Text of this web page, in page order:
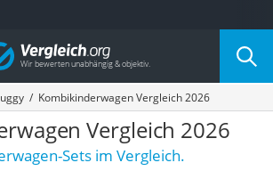
nach Kategorie
Kombikinderwagen Vergleich 2026
Vergleich 2026
Sets im Vergleich.